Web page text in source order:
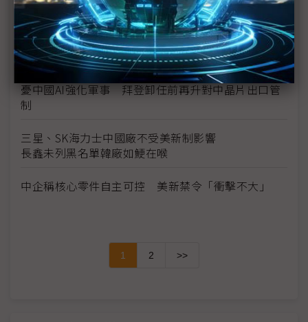
川普2.0來襲台灣毋免驚 兩大因素或可躲過制裁大刀
從NVIDIA到TikTok 跨國企業恐成中美科技戰祭品
憂中國AI強化軍事 拜登卸任前再升對中晶片出口管
制
三星、SK海力士中國廠不受美新制影響
長鑫未列黑名單韓廠如鯁在喉
中企稱核心零件自主可控 美新禁令「衝擊不大」
1 2 >>